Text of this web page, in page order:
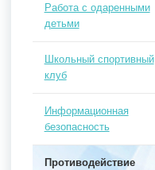
Работа с одаренными
детьми
Школьный спортивный
клуб
Информационная
безопасность
Противодействие